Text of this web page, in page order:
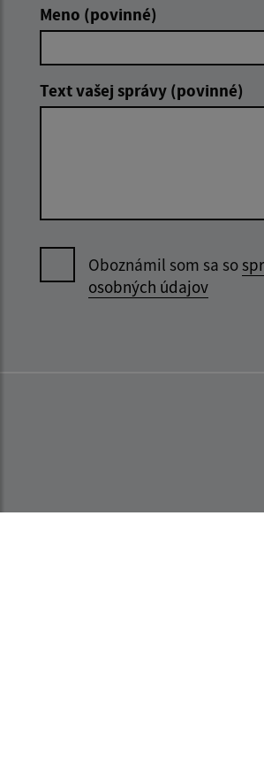
Meno (povinné)
Text vašej správy (povinné)
Oboznámil som sa so
osobných údajov